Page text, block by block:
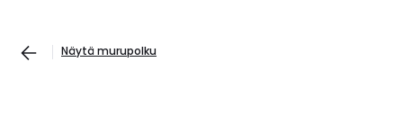
Näytä murupolku